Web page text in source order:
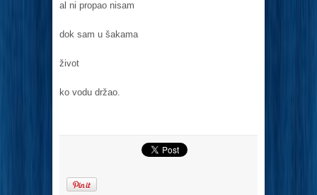
al ni propao nisam
dok sam u šakama
život
ko vodu držao.